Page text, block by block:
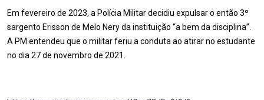
Em fevereiro de 2023, a Polícia Militar decidiu expulsar o então 3º
sargento Erisson de Melo Nery da instituição “a bem da disciplina”.
A PM entendeu que o militar feriu a conduta ao atirar no estudante
no dia 27 de novembro de 2021.